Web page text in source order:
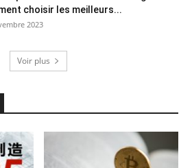
choisir les meilleurs...
2023
Voir plus